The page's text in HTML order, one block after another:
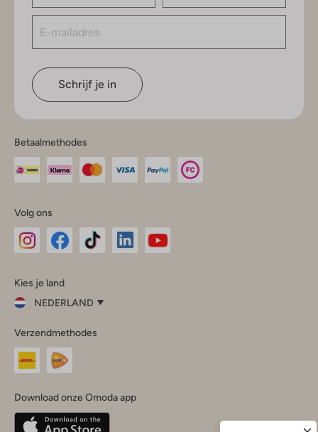
Schrijf je in
Betaalmethodes
Volg ons
InstagramFacebook
Kies je land
NEDERLAND
je
land
Nederland
Belgique(Français)
Verzendmethodes
Download onze Omoda app